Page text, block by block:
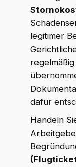
legitimer
dafür
Handeln